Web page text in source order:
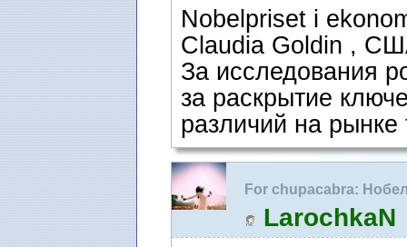
Nobelpriset i
Claudia Goldin ,
За исследования
за раскрытие
различий на рынке
For chupacabra:
зале Ратуши
LarochkaN